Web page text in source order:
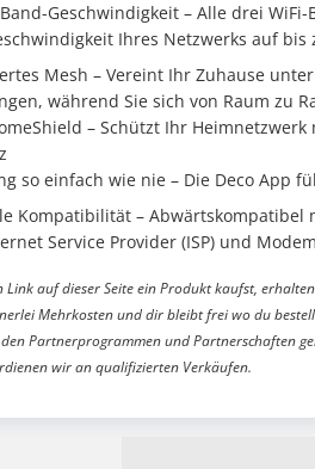
Geschwindigkeit – Alle drei
Ihres Netzwerks auf
Mesh – Vereint Ihr Zuhause
während Sie sich von Raum zu
– Schützt Ihr
so einfach wie nie – Die Deco App
Kompatibilität –
Service Provider (ISP) und Modem
Link auf dieser Seite ein Produkt kaufst,
Mehrkosten und dir bleibt frei wo du
Partnerprogrammen und Partnerschaften
wir an qualifizierten Verkäufen.